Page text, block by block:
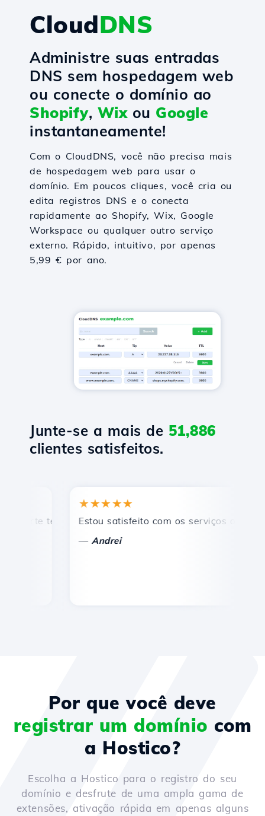
CloudDNS
Administre suas entradas
DNS sem hospedagem web
ou conecte o domínio ao
Shopify, Wixou Google
instantaneamente!
Com o CloudDNS, você não precisa mais
de hospedagem web para usar o
domínio. Em poucos cliques, você cria ou
edita registros DNS e o conecta
rapidamente ao Shopify, Wix, Google
Workspace ou qualquer outro serviço
externo. Rápido, intuitivo, por apenas
5,99 € por ano.
Junte-se a mais de 51,886
clientes satisfeitos.
técnico rápido e eficiente.
★★★★★
Estou satisfeito com os serviços oferecidos
Andrei
Por que você deve
registrar um domínio com
a Hostico?
Escolha a Hostico para o registro do seu
domínio e desfrute de uma ampla gama de
extensões, ativação rápida em apenas alguns